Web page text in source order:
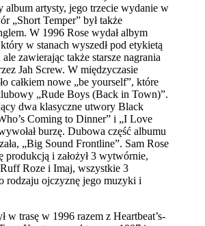
album artysty, jego trzecie wydanie w
„Short Temper” był także
W 1996 Rose wydał albym
w stanach wyszedł pod etykietą
zawierając także starsze nagrania
Jah Screw. W międzyczasie
całkiem nowe „be yourself”, które
„Rude Boys (Back in Town)”.
dwa klasyczne utwory Black
Coming to Dinner” i „I Love
burzę. Dubowa część albumu
„Big Sound Frontline”. Sam Rose
produkcją i założył 3 wytwórnie,
Roze i Imaj, wszystkie 3
rodzaju ojczyznę jego muzyki i
w trasę w 1996 razem z Heartbeat’s-